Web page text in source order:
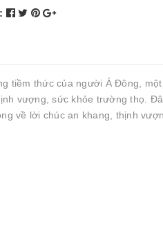
tiềm thức của người Á Đông,
vượng, sức khỏe trường thọ.
về lời chúc an khang, thịnh